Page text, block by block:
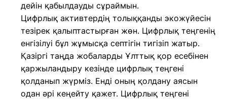
дейін қабылдауды сұраймын.
Цифрлық активтердің толыққанды экожүйесін
тезірек қалыптастырған жөн. Цифрлық теңгенің
енгізілуі бұл жұмысқа септігін тигізіп жатыр.
Қазіргі таңда жобаларды Ұлттық қор есебінен
қаржыландыру кезінде цифрлық теңгені
қолданып жүрміз. Енді оның қолдану аясын
одан әрі кеңейту қажет. Цифрлық теңгені